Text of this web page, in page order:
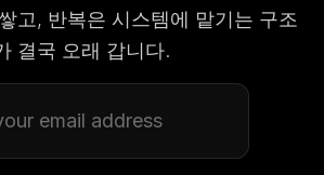
고, 반복은 시스템에 맡기는 구조
결국 오래 갑니다.